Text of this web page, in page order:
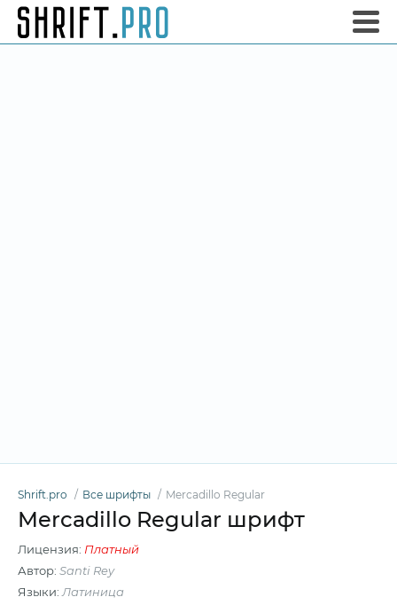
Shrift.pro Все шрифты Mercadillo Regular
Mercadillo Regular шрифт
Лицензия: Платный
Автор: Santi Rey
Языки: Латиница